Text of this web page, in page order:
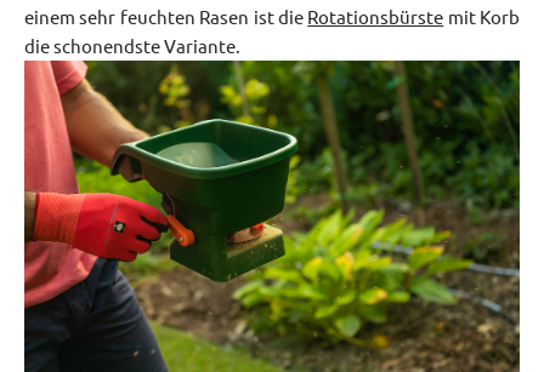
einem sehr feuchten Rasen ist die Rotationsbürste mit Korb
die schonendste Variante.